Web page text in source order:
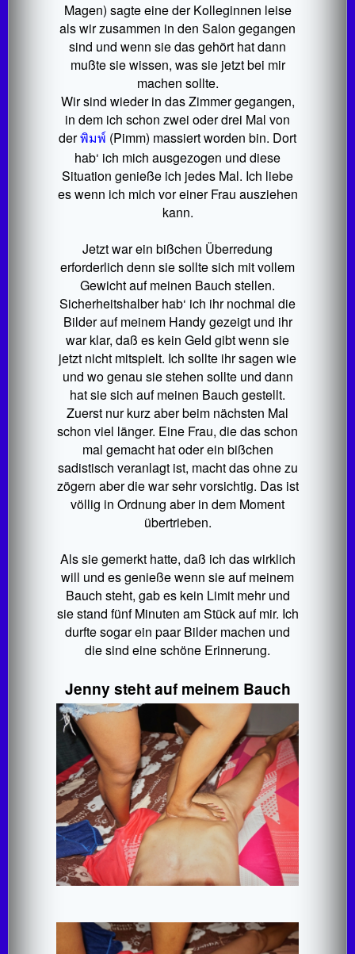
Magen) sagte eine der Kolleginnen leise
als wir zusammen in den Salon gegangen
sind und wenn sie das gehört hat dann
mußte sie wissen, was sie jetzt bei mir
machen sollte.
Wir sind wieder in das Zimmer gegangen,
in dem ich schon zwei oder drei Mal von
derพิมพ์ (Pimm) massiert worden bin. Dort
hab‘ ich mich ausgezogen und diese
Situation genieße ich jedes Mal. Ich liebe
es wenn ich mich vor einer Frau ausziehen
kann.
Jetzt war ein bißchen Überredung
erforderlich denn sie sollte sich mit vollem
Gewicht auf meinen Bauch stellen.
Sicherheitshalber hab‘ ich ihr nochmal die
Bilder auf meinem Handy gezeigt und ihr
war klar, daß es kein Geld gibt wenn sie
jetzt nicht mitspielt. Ich sollte ihr sagen wie
und wo genau sie stehen sollte und dann
hat sie sich auf meinen Bauch gestellt.
Zuerst nur kurz aber beim nächsten Mal
schon viel länger. Eine Frau, die das schon
mal gemacht hat oder ein bißchen
sadistisch veranlagt ist, macht das ohne zu
zögern aber die war sehr vorsichtig. Das ist
völlig in Ordnung aber in dem Moment
übertrieben.
Als sie gemerkt hatte, daß ich das wirklich
will und es genieße wenn sie auf meinem
Bauch steht, gab es kein Limit mehr und
sie stand fünf Minuten am Stück auf mir. Ich
durfte sogar ein paar Bilder machen und
die sind eine schöne Erinnerung.
Jenny steht auf meinem Bauch